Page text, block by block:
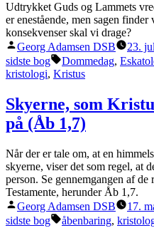
Udtrykket Guds og Lammets
er enestående, men sagen
konsekvenser skal vi drage?
Posted
by
Georg Adamsen DSB 23.
sidste bog
Tags:
Dommedag,
kristologi, Kristus
Skyerne, som
på (Åb 1,7)
Når der er tale om, at en
skyerne, viser det som regel, at
person. Se gennemgangen af
Testamente, herunder Åb 1,7.
Posted
by
Georg Adamsen DSB 17.
sidste bog
Tags:
åbenbaring,